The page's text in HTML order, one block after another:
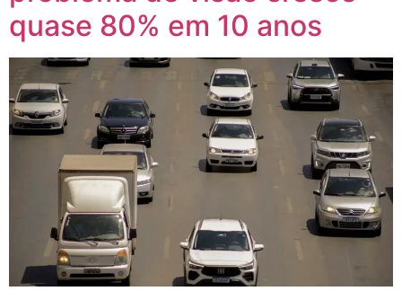
quase 80% em 10 anos